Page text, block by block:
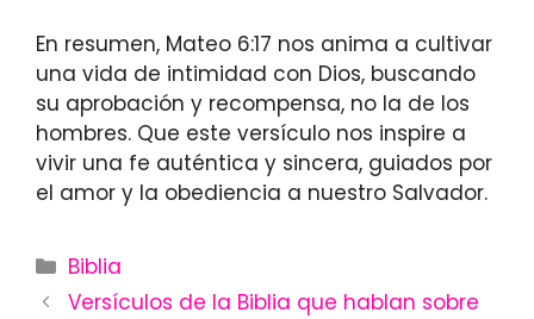
En resumen, Mateo 6:17 nos anima a cultivar
una vida de intimidad con Dios, buscando
su aprobación y recompensa, no la de los
hombres. Que este versículo nos inspire a
vivir una fe auténtica y sincera, guiados por
el amor y la obediencia a nuestro Salvador.
Categories
Biblia
Versículos de la Biblia que hablan sobre